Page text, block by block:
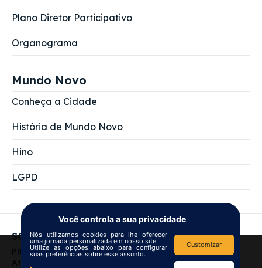
We use cookiesto improve your
Plano Diretor Participativo
Organograma
Mundo Novo
Conheça a Cidade
História de Mundo Novo
Hino
LGPD
SOBRE NÓS
PREFEITURA MUNICIPAL DE MUNDO NOVO
Atendimento das 7:00 às 13:00
Você controla a sua privacidade
Nós utilizamos cookies para lhe oferecer
uma jornada personalizada em nosso site.
Utilize as opções abaixo para configurar
suas preferências sobre esse assunto.
Customizar